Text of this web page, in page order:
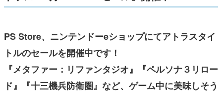
PS Store、ニンテンドーeショップにてアトラスタイ
トルのセールを開催中です！
『メタファー：リファンタジオ』『ペルソナ３リロー
ド』『十三機兵防衛圏』など、ゲーム中に美味しそう